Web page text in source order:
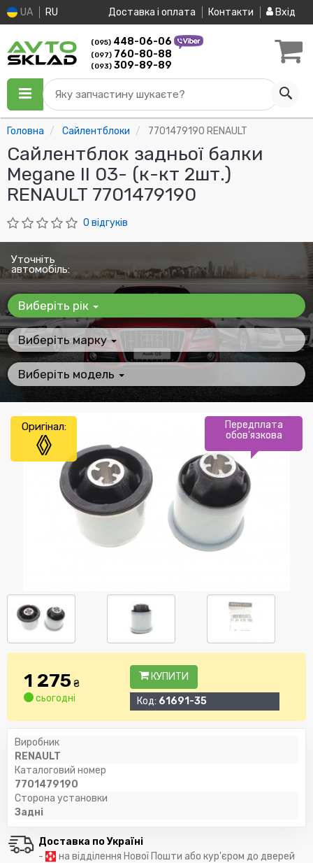
UA RU Доставка і оплата Контакти Вхід
(095) 448-06-06
(097) 760-80-88
(093) 309-89-89
Яку запчастину шукаєте?
Головна Сайлентблоки 7701479190 RENAULT
Сайлентблок задньої балки
Megane II 03- (к-кт 2шт.)
RENAULT 7701479190
0 відгуків
Уточніть
автомобіль:
Виберіть рік
Виберіть марку
Виберіть модель
Передплата
обов'язкова
Оригінал:
1 275₴
сьогодні
КУПИТИ
Код: 61691-35
Виробник
RENAULT
Каталоговий номер
7701479190
Сторона установки
Задні
Доставка по Україні
-
на відділення Нової Пошти або кур'єром до дверей